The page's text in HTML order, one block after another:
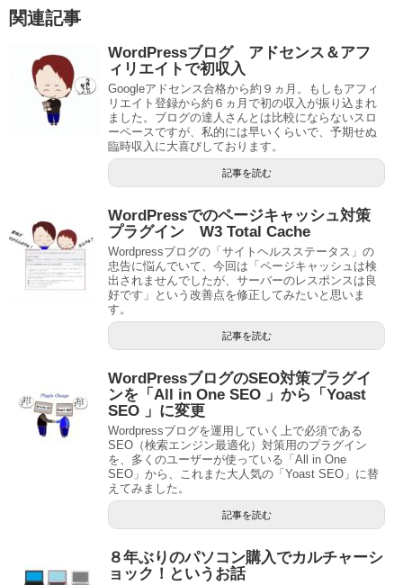
関連記事
WordPressブログ アドセンス＆アフ
ィリエイトで初収入
Googleアドセンス合格から約９ヵ月。もしもアフィ
リエイト登録から約６ヵ月で初の収入が振り込まれ
ました。ブログの達人さんとは比較にならないスロ
ーペースですが、私的には早いくらいで、予期せぬ
臨時収入に大喜びしております。
記事を読む
WordPressでのページキャッシュ対策
プラグイン W3 Total Cache
Wordpressブログの「サイトヘルスステータス」の
忠告に悩んでいて、今回は「ページキャッシュは検
出されませんでしたが、サーバーのレスポンスは良
好です」という改善点を修正してみたいと思いま
す。
記事を読む
WordPressブログのSEO対策プラグイ
ンを「All in One SEO 」から「Yoast
SEO 」に変更
Wordpressブログを運用していく上で必須である
SEO（検索エンジン最適化）対策用のプラグイン
を、多くのユーザーが使っている「All in One
SEO」から、これまた大人気の「Yoast SEO」に替
えてみました。
記事を読む
８年ぶりのパソコン購入でカルチャーシ
ョック！というお話